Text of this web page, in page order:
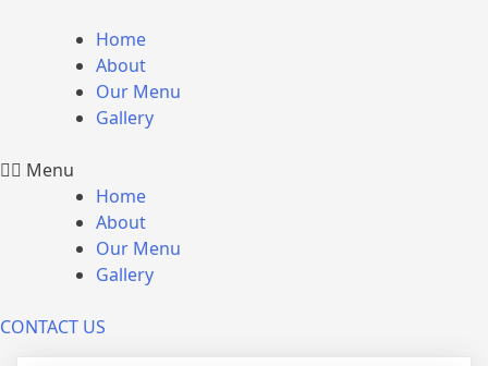
Home
About
Our Menu
Gallery
Menu
Home
About
Our Menu
Gallery
CONTACT US